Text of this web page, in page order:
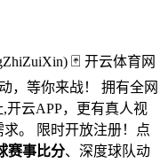
🃏 开云体育网
，等你来战！ 拥有全网
开云APP，更有真人视
。 限时开放注册！点
赛事比分、深度球队动